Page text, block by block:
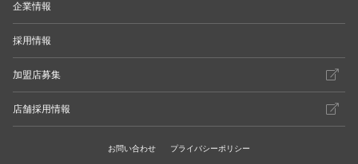
企業情報
採用情報
加盟店募集
店舗採用情報
お問い合わせ プライバシーポリシー